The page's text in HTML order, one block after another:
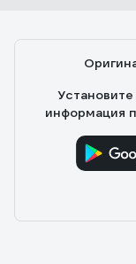
информация